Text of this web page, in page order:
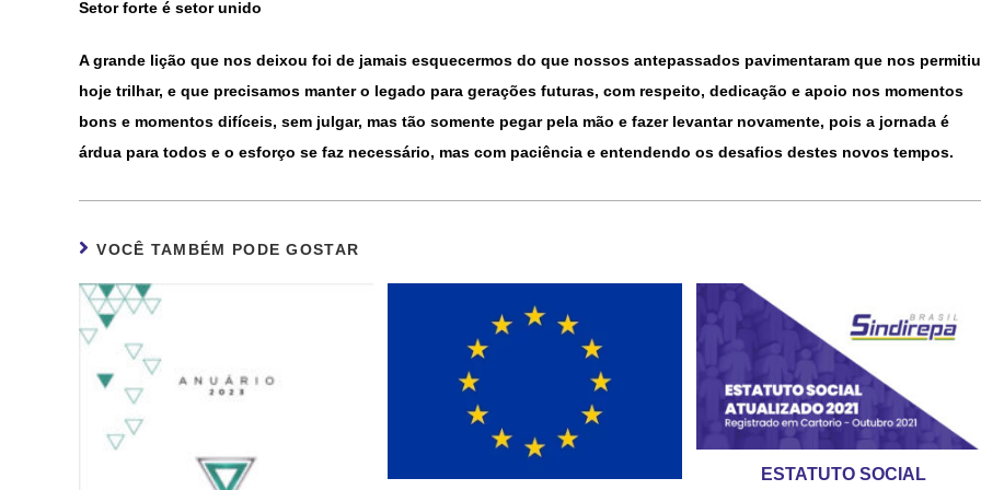
Setor forte é setor unido
A grande lição que nos deixou foi de jamais esquecermos do que nossos antepassados pavimentaram que nos permitiu
hoje trilhar, e que precisamos manter o legado para gerações futuras, com respeito, dedicação e apoio nos momentos
bons e momentos difíceis, sem julgar, mas tão somente pegar pela mão e fazer levantar novamente, pois a jornada é
árdua para todos e o esforço se faz necessário, mas com paciência e entendendo os desafios destes novos tempos.
VOCÊ TAMBÉM PODE GOSTAR
ESTATUTO SOCIAL